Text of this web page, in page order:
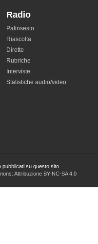
Radio
Palinsesto
Riascolta
Dirette
Rubriche
Interviste
Statistiche audio/video
pubblicati su questo sito
Attribuzione BY-NC-SA 4.0